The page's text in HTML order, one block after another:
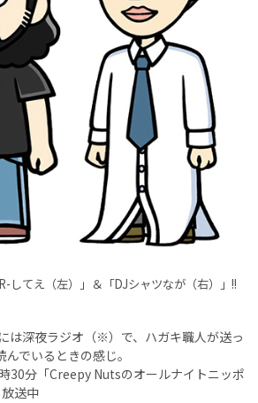
してえ（左）」＆「DJシャツなが（右）」!!
は深夜ラジオ（※）で、ハガキ職人が送っ
でいるときの感じ。
30分「Creepy Nutsのオールナイトニッポ
送中